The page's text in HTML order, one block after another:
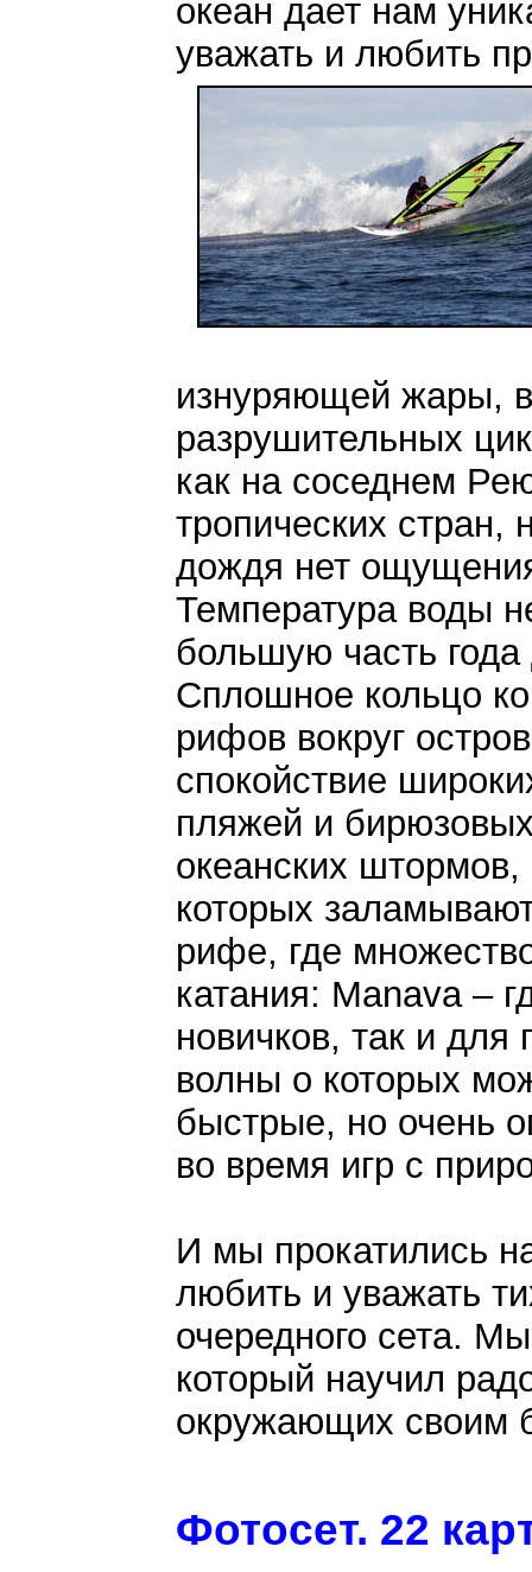
океан дает нам
уважать и любить
изнуряющей жары,
разрушительных
как на соседнем
тропических
дождя нет
Температура воды
большую часть
Сплошное кольцо
рифов вокруг
спокойствие
пляжей и
океанских
которых
рифе, где
катания: Manava –
новичков, так и
волны о которых
быстрые, но очень
во время игр с
И мы прокатились
любить и уважать
очередного сета.
который научил
окружающих своим
Фотосет. 22